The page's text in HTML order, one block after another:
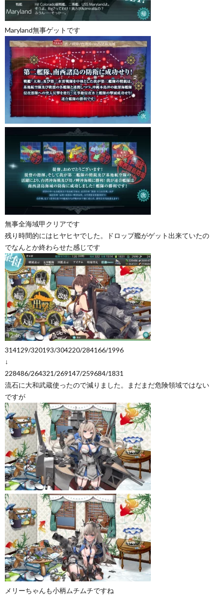
Maryland無事ゲットです
無事全海域甲クリアです
残り時間的にはヒヤヒヤでした。ドロップ艦がゲット出来ていたの
でなんとか終わらせた感じです
314129/320193/304220/284166/1996
↓
228486/264321/269147/259684/1831
流石に大和武蔵使ったので減りました。まだまだ危険領域ではない
ですが
メリーちゃんも小柄ムチムチですね